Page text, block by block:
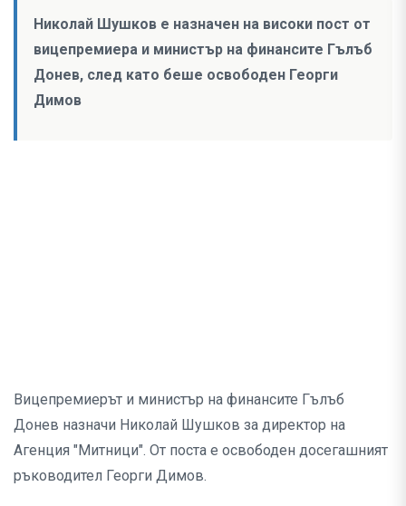
Николай Шушков е назначен на високи пост от
вицепремиера и министър на финансите Гълъб
Донев, след като беше освободен Георги
Димов
Вицепремиерът и министър на финансите Гълъб
Донев назначи Николай Шушков за директор на
Агенция "Митници". От поста е освободен досегашният
ръководител Георги Димов.